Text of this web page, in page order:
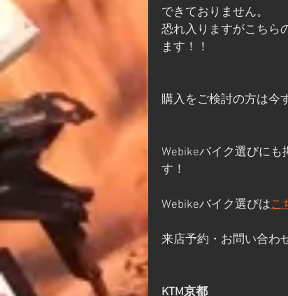
できておりません。
恐れ入りますがこちら
ます！！
購入をご検討の方は今
Webikeバイク選びに
す！
Webikeバイク選びはこ
来店予約・お問い合わ
KTM京都